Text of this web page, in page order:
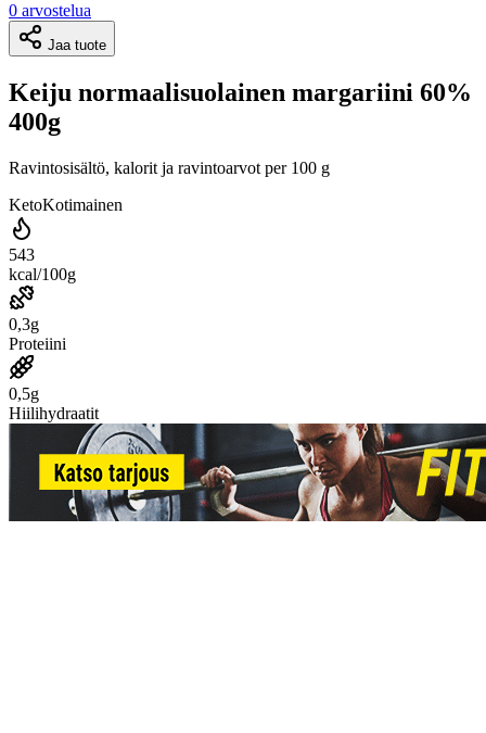
0 arvostelua
Jaa tuote
Keiju normaalisuolainen margariini 60%
400g
Ravintosisältö, kalorit ja ravintoarvot per 100 g
KetoKotimainen
543
kcal/100g
0,3g
Proteiini
0,5g
Hiilihydraatit